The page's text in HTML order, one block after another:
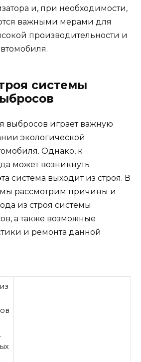
и, при необходимости,
важными мерами для
производительности и
системы
выбросов играет важную
экологической
Однако, к
может возникнуть
система выходит из строя. В
рассмотрим причины и
из строя системы
а также возможные
и ремонта данной